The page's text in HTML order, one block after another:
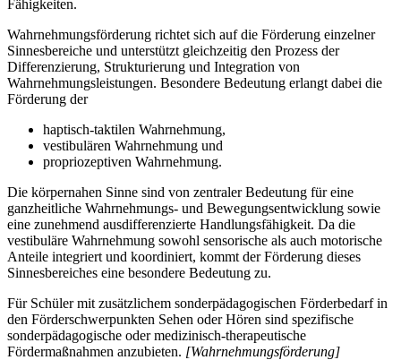
Fähigkeiten.
Wahrnehmungsförderung richtet sich auf die Förderung einzelner
Sinnesbereiche und unterstützt gleichzeitig den Prozess der
Differenzierung, Strukturierung und Integration von
Wahrnehmungsleistungen. Besondere Bedeutung erlangt dabei die
Förderung der
haptisch-taktilen Wahrnehmung,
vestibulären Wahrnehmung und
propriozeptiven Wahrnehmung.
Die körpernahen Sinne sind von zentraler Bedeutung für eine
ganzheitliche Wahrnehmungs- und Bewegungsentwicklung sowie
eine zunehmend ausdifferenzierte Handlungsfähigkeit. Da die
vestibuläre Wahrnehmung sowohl sensorische als auch motorische
Anteile integriert und koordiniert, kommt der Förderung dieses
Sinnesbereiches eine besondere Bedeutung zu.
Für Schüler mit zusätzlichem sonderpädagogischen Förderbedarf in
den Förderschwerpunkten Sehen oder Hören sind spezifische
sonderpädagogische oder medizinisch-therapeutische
Fördermaßnahmen anzubieten. [Wahrnehmungsförderung]